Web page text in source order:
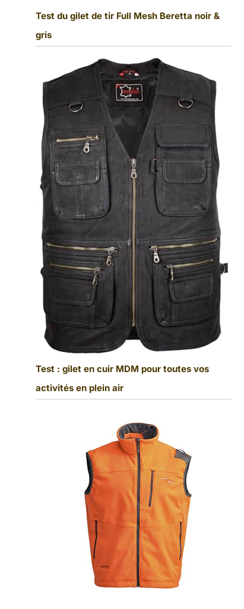
Test du gilet de tir Full Mesh Beretta noir &
gris
Test : gilet en cuir MDM pour toutes vos
activités en plein air